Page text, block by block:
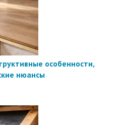
особенности,
нюансы